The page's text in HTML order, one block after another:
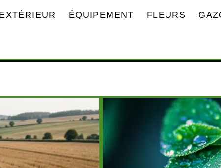
ÉQUIPEMENT FLEURS